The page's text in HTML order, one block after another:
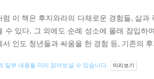
럼 이 책은 후지와라의 다채로운 경험들, 삶
수 있다. 그 외에도 순례 성소에 몰래 잠입하
서 인도 청년들과 싸움을 한 경험 등, 기존의
일부 내용을 미리 읽어보실 수 있습니다. 미리보기